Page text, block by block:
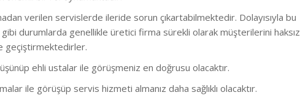
verilen servislerde ileride sorun çıkartabilmektedir. Dolayısıyla bu
durumlarda genellikle üretici firma sürekli olarak müşterilerini haksız
geçiştirmektedirler.
ehli ustalar ile görüşmeniz en doğrusu olacaktır.
ile görüşüp servis hizmeti almanız daha sağlıklı olacaktır.